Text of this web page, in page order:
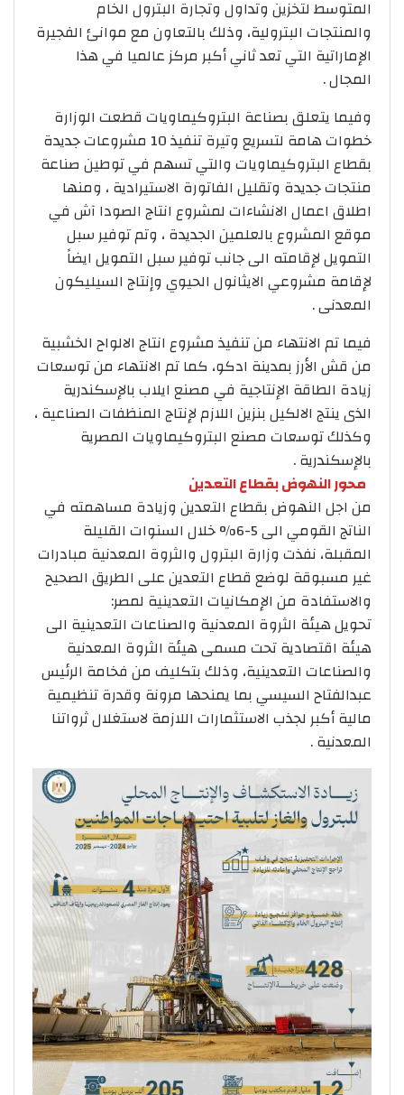
المتوسط لتخزين وتداول وتجارة البترول الخام
والمنتجات البترولية، وذلك بالتعاون مع موانئ الفجيرة
الإماراتية التي تعد ثاني أكبر مركز عالميا في هذا
المجال .
وفيما يتعلق بصناعة البتروكيماويات قطعت الوزارة
خطوات هامة لتسريع وتيرة تنفيذ 10 مشروعات جديدة
بقطاع البتروكيماويات والتي تسهم في توطين صناعة
منتجات جديدة وتقليل الفاتورة الاستيرادية ، ومنها
اطلاق اعمال الانشاءات لمشروع انتاج الصودا آش في
موقع المشروع بالعلمين الجديدة ، وتم توفير سبل
التمويل لإقامته الى جانب توفير سبل التمويل ايضاً
لإقامة مشروعي الايثانول الحيوي وإنتاج السيليكون
المعدنى .
فيما تم الانتهاء من تنفيذ مشروع انتاج الالواح الخشبية
من قش الأرز بمدينة ادكو، كما تم الانتهاء من توسعات
زيادة الطاقة الإنتاجية في مصنع ايلاب بالإسكندرية
الذى ينتج الالكيل بنزين اللازم لإنتاج المنظفات الصناعية ،
وكذلك توسعات مصنع البتروكيماويات المصرية
بالإسكندرية .
محور النهوض بقطاع التعدين
من اجل النهوض بقطاع التعدين وزيادة مساهمته في
الناتج القومي الى 5-6% خلال السنوات القليلة
المقبلة، نفذت وزارة البترول والثروة المعدنية مبادرات
غير مسبوقة لوضع قطاع التعدين على الطريق الصحيح
والاستفادة من الإمكانيات التعدينية لمصر:
تحويل هيئة الثروة المعدنية والصناعات التعدينية الى
هيئة اقتصادية تحت مسمى هيئة الثروة المعدنية
والصناعات التعدينية، وذلك بتكليف من فخامة الرئيس
عبدالفتاح السيسي بما يمنحها مرونة وقدرة تنظيمية
مالية أكبر لجذب الاستثمارات اللازمة لاستغلال ثرواتنا
المعدنية .